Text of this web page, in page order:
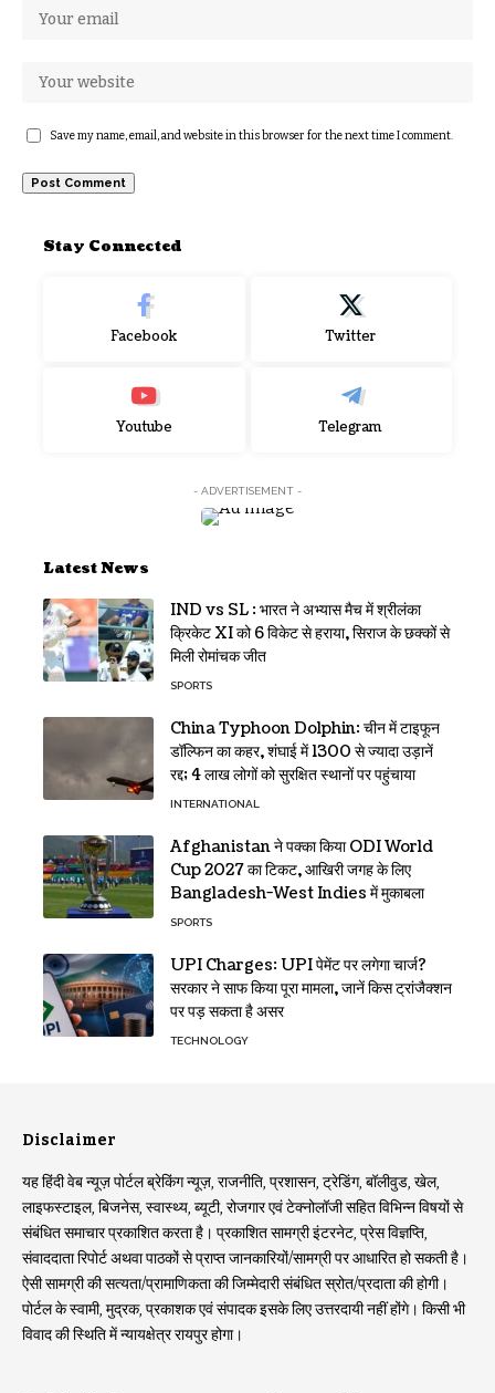
Save my name, email, and website in this browser for the next time I comment.
Stay Connected
Facebook Twitter
Youtube Telegram
- ADVERTISEMENT -
Latest News
IND vs SL : भारत ने अभ्यास मैच में श्रीलंका
क्रिकेट XI को 6 विकेट से हराया, सिराज के छक्कों से
मिली रोमांचक जीत
SPORTS
China Typhoon Dolphin: चीन में टाइफून
डॉल्फिन का कहर, शंघाई में 1300 से ज्यादा उड़ानें
रद्द; 4 लाख लोगों को सुरक्षित स्थानों पर पहुंचाया
INTERNATIONAL
Afghanistan ने पक्का किया ODI World
Cup 2027 का टिकट, आखिरी जगह के लिए
Bangladesh-West Indies में मुकाबला
SPORTS
UPI Charges: UPI पेमेंट पर लगेगा चार्ज?
सरकार ने साफ किया पूरा मामला, जानें किस ट्रांजैक्शन
पर पड़ सकता है असर
TECHNOLOGY
Disclaimer
यह हिंदी वेब न्यूज़ पोर्टल ब्रेकिंग न्यूज़, राजनीति, प्रशासन, ट्रेडिंग, बॉलीवुड, खेल,
लाइफस्टाइल, बिजनेस, स्वास्थ्य, ब्यूटी, रोजगार एवं टेक्नोलॉजी सहित विभिन्न विषयों से
संबंधित समाचार प्रकाशित करता है। प्रकाशित सामग्री इंटरनेट, प्रेस विज्ञप्ति,
संवाददाता रिपोर्ट अथवा पाठकों से प्राप्त जानकारियों/सामग्री पर आधारित हो सकती है।
ऐसी सामग्री की सत्यता/प्रामाणिकता की जिम्मेदारी संबंधित स्रोत/प्रदाता की होगी।
पोर्टल के स्वामी, मुद्रक, प्रकाशक एवं संपादक इसके लिए उत्तरदायी नहीं होंगे। किसी भी
विवाद की स्थिति में न्यायक्षेत्र रायपुर होगा।